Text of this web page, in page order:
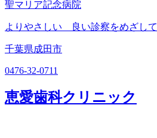
聖マリア記念病院
よりやさしい 良い診察をめざして
千葉県成田市
0476-32-0711
恵愛歯科クリニック